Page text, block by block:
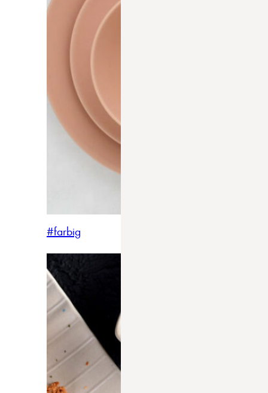
#farbig